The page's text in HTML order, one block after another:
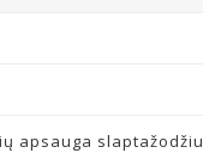
apsauga slaptažodžiu